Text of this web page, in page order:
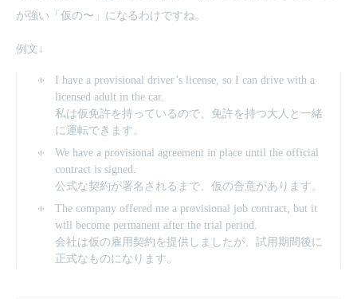
が強い「仮の〜」になるわけですね。
例文↓
I have a provisional driver’s license, so I can drive with a
licensed adult in the car.
私は仮免許を持っているので、免許を持つ大人と一緒
に運転できます。
We have a provisional agreement in place until the official
contract is signed.
公式な契約が署名されるまで、仮の合意があります。
The company offered me a provisional job contract, but it
will become permanent after the trial period.
会社は仮の雇用契約を提供しましたが、試用期間後に
正式なものになります。